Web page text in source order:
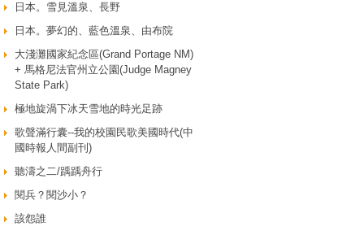
日本。雪見溫泉、長野
日本。夢幻的、藍色溫泉、由布院
大淺灘國家紀念區(Grand Portage NM)
+ 馬格尼法官州立公園(Judge Magney
State Park)
極地旋渦下冰天雪地的時光足跡
歌聲滿行囊--我的校園民歌美國時代(中
國時報人間副刊)
聽濤之二/踽踽舟行
閱兵？閱沙小？
該怨誰